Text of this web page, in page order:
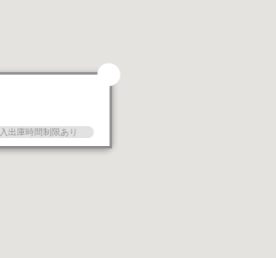
入出庫時間制限あり